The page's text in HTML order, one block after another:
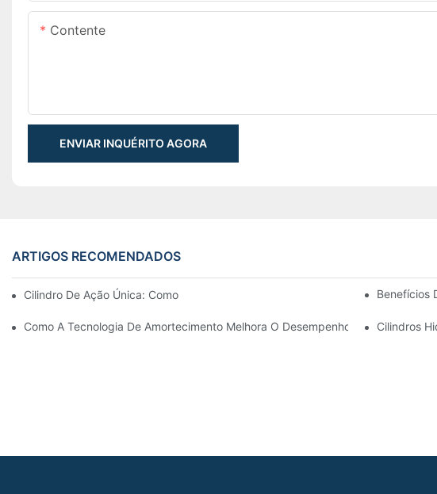
Contente
ENVIAR INQUÉRITO AGORA
ARTIGOS RECOMENDADOS
Cilindro De Ação Única: Como Funciona & Aplicações Comuns Benefícios
Como A Tecnologia De Amortecimento Melhora O Desempenho Do Cilindro
Cilindros